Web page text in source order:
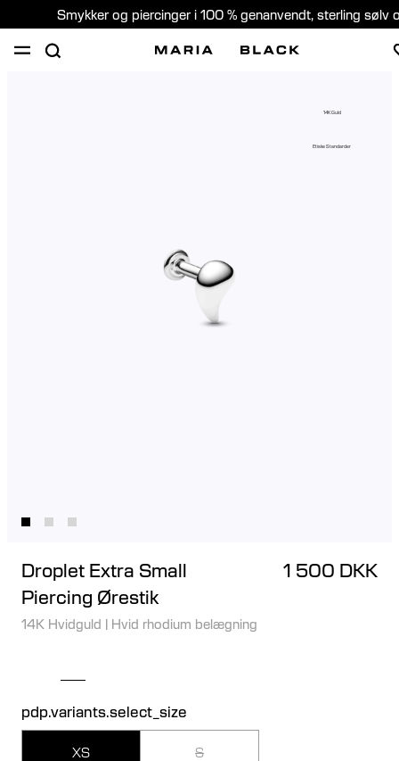
Smykker og piercinger i 100 % genanvendt, sterling sølv
14K Guld
Etiske Standarder
Droplet Extra Small
Piercing Ørestik
1 500 DKK
14K Hvidguld | Hvid rhodium belægning
pdp.variants.select_size
XS S